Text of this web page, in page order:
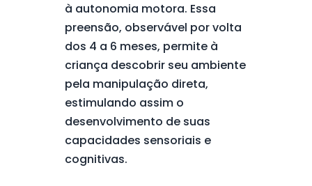
à autonomia motora. Essa
preensão, observável por volta
dos 4 a 6 meses, permite à
criança descobrir seu ambiente
pela manipulação direta,
estimulando assim o
desenvolvimento de suas
capacidades sensoriais e
cognitivas.